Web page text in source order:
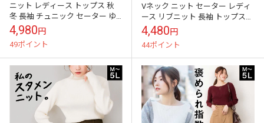
ニット レディース トップス 秋
冬 長袖 チュニック セーター ゆ
ったり 大きいサイズ オーバーサ
イズ ビッグシルエット バルー...
4,980円
49ポイント
Vネック ニット セーター レディ
ース リブニット 長袖 トップス
きれいめ シンプル 大きいサイズ
M L LL 3L 4L 5...
4,480円
44ポイント